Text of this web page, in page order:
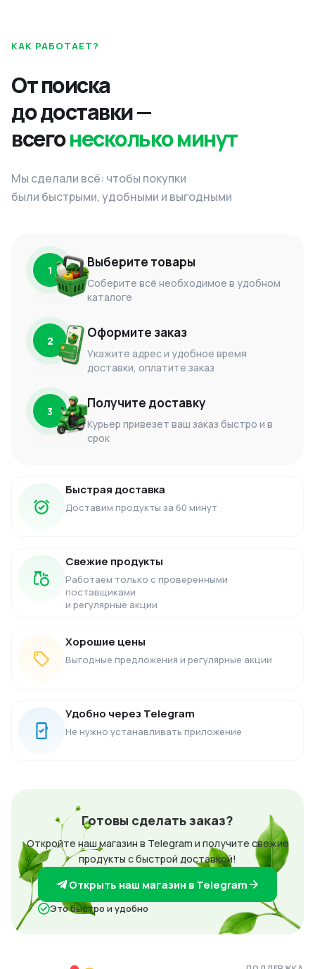
КАК РАБОТАЕТ?
От поиска
до доставки —
всегонесколько минут
Мы сделали всё: чтобы покупки
были быстрыми, удобными и выгодными
1 Выберите товары
Соберите всё необходимое в удобном
каталоге
2 Оформите заказ
Укажите адрес и удобное время
доставки, оплатите заказ
3 Получите доставку
Курьер привезет ваш заказ быстро и в
срок
Быстрая доставка
Доставим продукты за 60 минут
Свежие продукты
Работаем только с проверенными
поставщиками
и регулярные акции
Хорошие цены
Выгодные предложения и регулярные акции
Удобно через Telegram
Не нужно устанавливать приложение
Готовы сделать заказ?
Откройте наш магазин в Telegram и получите свежие
продукты с быстрой доставкой!
Открыть наш магазин в Telegram
Это быстро и удобно